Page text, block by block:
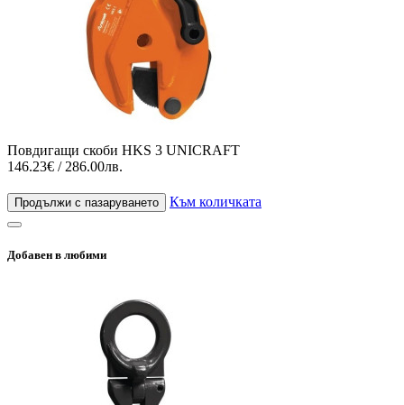
Повдигащи скоби HKS 3 UNICRAFT
146.23€ / 286.00лв.
Продължи с пазаруването Към количката
Добавен в любими